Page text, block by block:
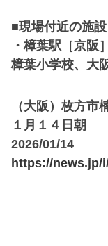
■現場付近の施設
・樟葉駅［京阪
樟葉小学校、大
（大阪）枚方
１月１４日朝
2026/01/14
https://news.jp/